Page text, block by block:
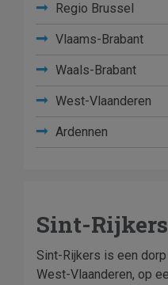
Regio Brussel
Vlaams-Brabant
Waals-Brabant
West-Vlaanderen
Ardennen
Sint-Rijkers
Sint-Rijkers is een
West-Vlaanderen, op